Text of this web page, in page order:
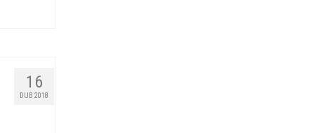
16
DUB 2018